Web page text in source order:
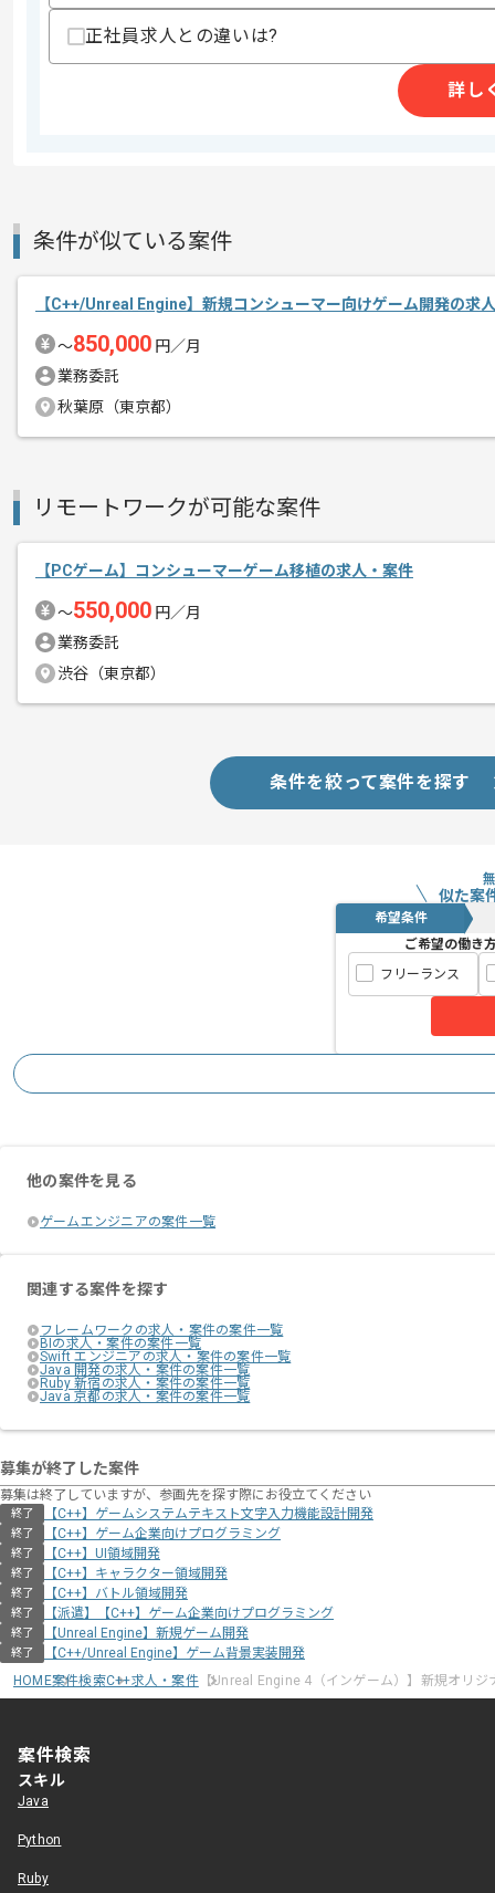
・下記から1点必須
-Unreal Engine 4 の実務経験
-キャラクター制御もしくは背景ギミ
-DedicatedServerを使用したリアルタ
-コンシューマーやPCゲーム開発の実
・技術選定の実務経験
・ゲーム配信サービスと連携の実務経験
上記に似た経験やスキルをお持ちであれば申
精算・お支払い
商談回数
1回
募集人数
2人
リクルーティングサイトやSNSおよびゲ
様々なサービスを展開している企業で
作業しながらスキルアップが出来ます
正社員求人との違いは?
詳し
条件が似ている案件
【C++/Unreal Engine】新規コンシューマー向けゲーム開発の求
〜850,000 円／月
業務委託
秋葉原（東京都）
リモートワークが可能な案件
【PCゲーム】コンシューマーゲーム移植の求人・案件
〜550,000 円／月
業務委託
渋谷（東京都）
条件を絞って案件を探す
似た案
希望条件
ご希望の働き
フリーランス
他の案件を見る
ゲームエンジニアの案件一覧
関連する案件を探す
フレームワークの求人・案件の案件一覧
BIの求人・案件の案件一覧
Swift エンジニアの求人・案件の案件一覧
Java 開発の求人・案件の案件一覧
Ruby 新宿の求人・案件の案件一覧
Java 京都の求人・案件の案件一覧
募集が終了した案件
募集は終了していますが、参画先を探す際にお役立てください
終了 【C++】ゲームシステムテキスト文字入力機能設計開発
終了 【C++】ゲーム企業向けプログラミング
終了 【C++】UI領域開発
終了 【C++】キャラクター領域開発
終了 【C++】バトル領域開発
終了 【派遣】【C++】ゲーム企業向けプログラミング
終了 【Unreal Engine】新規ゲーム開発
終了
【C++/Unreal Engine】ゲーム背景実装開発
HOME案件検索C++求人・案件【Unreal Engine 4（インゲーム）】新規オリジ
案件検索
スキル
Java
Python
Ruby